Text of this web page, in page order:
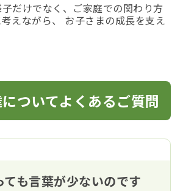
だけでなく、ご家庭での関わり方
えながら、 お子さまの成長を支え
ついてよくあるご質問
も言葉が少ないのです